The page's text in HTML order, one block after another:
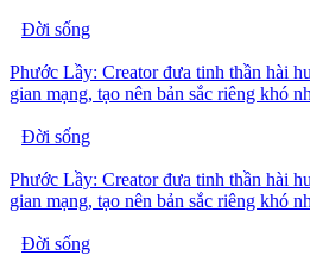
Đời sống
Phước Lầy: Creator đưa tinh thần hài
gian mạng, tạo nên bản sắc riêng khó
Đời sống
Phước Lầy: Creator đưa tinh thần hài
gian mạng, tạo nên bản sắc riêng khó
Đời sống